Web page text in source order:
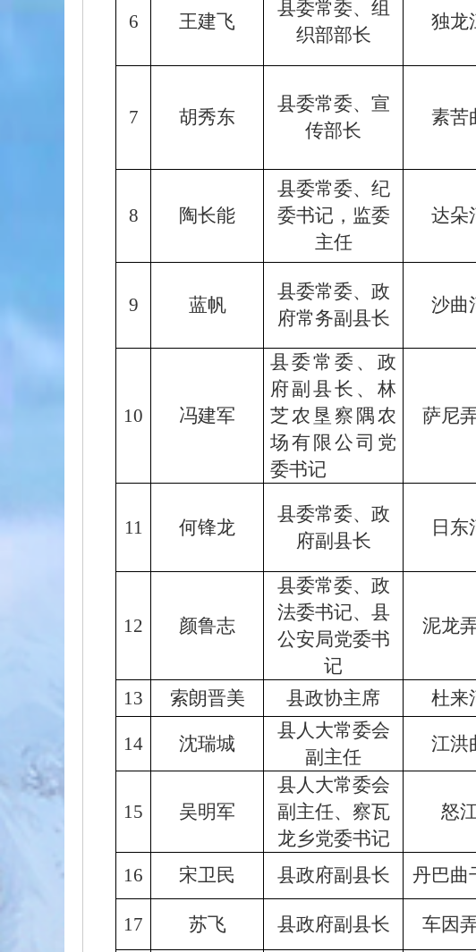
6 王建飞
县委常委、组
织部部长
独龙
7 胡秀东
县委常委、宣
传部长
素苦
8 陶长能
县委常委、纪
委书记，监委
主任
达朵
9 蓝帆
县委常委、政
府常务副县长
沙曲
10 冯建军
县委常委、政
府副县长、林
芝农垦察隅农
场有限公司党
委书记
萨尼
11 何锋龙
县委常委、政
府副县长
日东
12 颜鲁志
县委常委、政
法委书记、县
公安局党委书
记
泥龙
13 索朗晋美 县政协主席 杜来
14 沈瑞城
县人大常委会
副主任
江洪
15 吴明军
县人大常委会
副主任、察瓦
龙乡党委书记
怒
16 宋卫民 县政府副县长 丹巴曲
17 苏飞 县政府副县长 车因